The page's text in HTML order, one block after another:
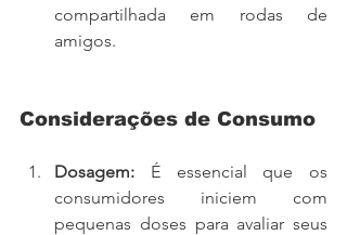
compartilhada em rodas de
amigos.
Considerações de Consumo
Dosagem: É essencial que os
consumidores iniciem com
pequenas doses para avaliar seus